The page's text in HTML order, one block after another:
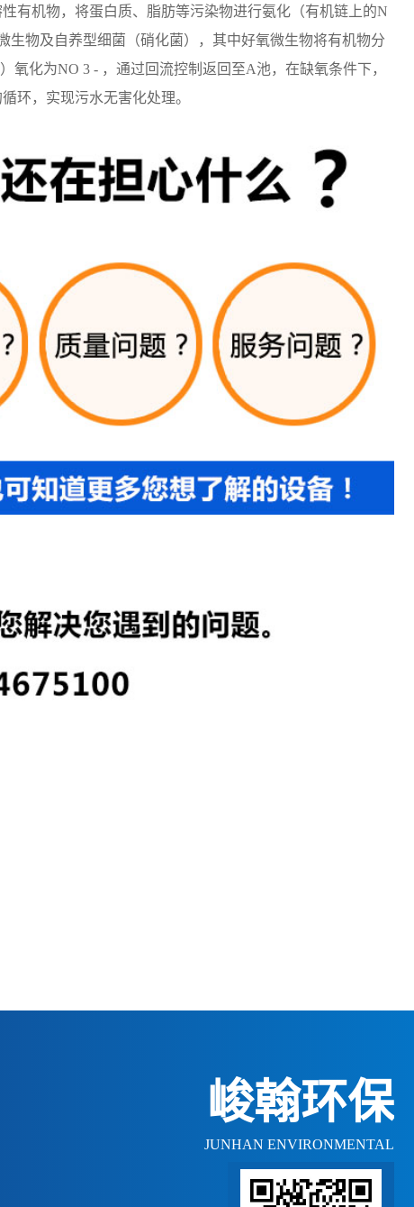
有机物，将蛋白质、脂肪等污染物进行氨化（有机链上的N
生物及自养型细菌（硝化菌），其中好氧微生物将有机物分
）氧化为NO 3 - ，通过回流控制返回至A池，在缺氧条件下，
环，实现污水无害化处理。
峻翰环保
JUNHAN ENVIRONMENTAL